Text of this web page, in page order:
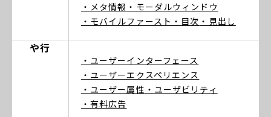
・メタ情報 ・モーダルウィンドウ
・モバイルファースト ・目次 ・見出し
や行
・ユーザーインターフェース
・ユーザーエクスペリエンス
・ユーザー属性 ・ユーザビリティ
・有料広告